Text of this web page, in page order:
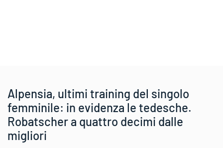
Alpensia, ultimi training del singolo
femminile: in evidenza le tedesche.
Robatscher a quattro decimi dalle
migliori